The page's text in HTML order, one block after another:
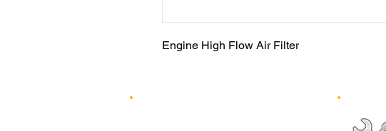
Engine High Flow Air Filter